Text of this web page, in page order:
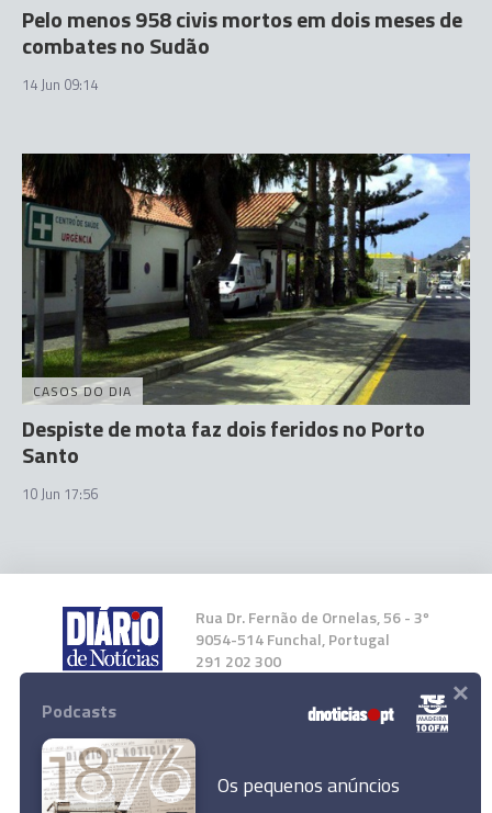
Pelo menos 958 civis mortos em dois meses de
combates no Sudão
14 Jun 09:14
CASOS DO DIA
Despiste de mota faz dois feridos no Porto
Santo
10 Jun 17:56
Rua Dr. Fernão de Ornelas, 56 - 3º
9054-514 Funchal, Portugal
291 202 300
Instale a nossa App
Podcasts
Os pequenos anúncios
×